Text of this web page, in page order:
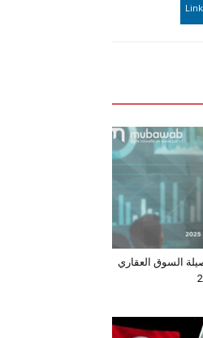
السوق العقاري